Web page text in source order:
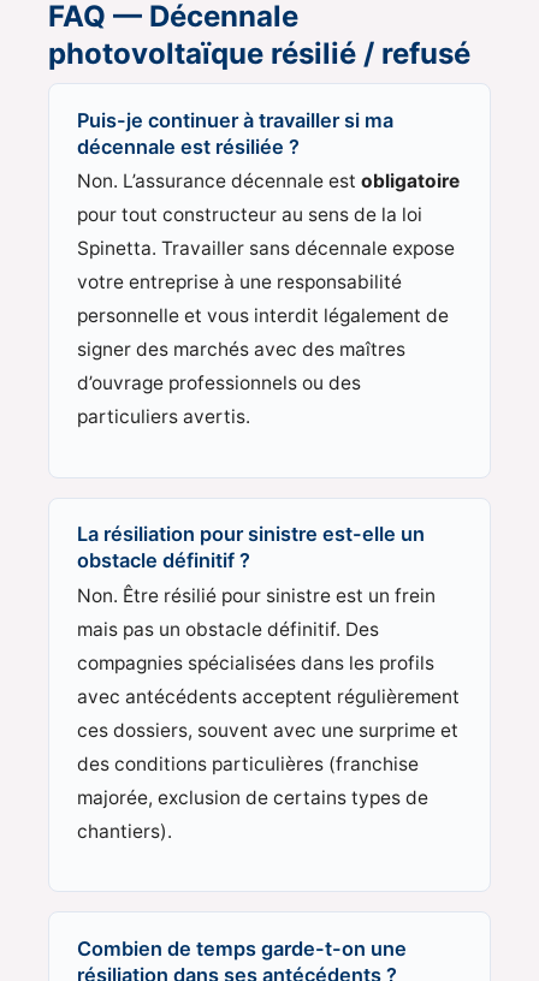
FAQ — Décennale
photovoltaïque résilié / refusé
Puis-je continuer à travailler si ma
décennale est résiliée ?
Non. L’assurance décennale estobligatoire
pour tout constructeur au sens de la loi
Spinetta. Travailler sans décennale expose
votre entreprise à une responsabilité
personnelle et vous interdit légalement de
signer des marchés avec des maîtres
d’ouvrage professionnels ou des
particuliers avertis.
La résiliation pour sinistre est-elle un
obstacle définitif ?
Non. Être résilié pour sinistre est un frein
mais pas un obstacle définitif. Des
compagnies spécialisées dans les profils
avec antécédents acceptent régulièrement
ces dossiers, souvent avec une surprime et
des conditions particulières (franchise
majorée, exclusion de certains types de
chantiers).
Combien de temps garde-t-on une
résiliation dans ses antécédents ?